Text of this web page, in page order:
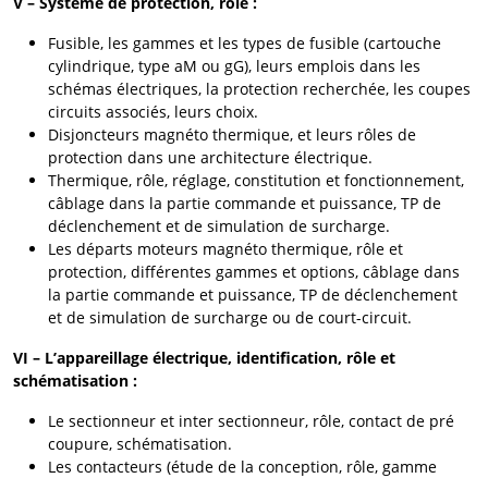
Fusible, les gammes et les types de fusible (cartouche
cylindrique, type aM ou gG), leurs emplois dans les
schémas électriques, la protection recherchée, les coupes
circuits associés, leurs choix.
Disjoncteurs magnéto thermique, et leurs rôles de
protection dans une architecture électrique.
Thermique, rôle, réglage, constitution et fonctionnement,
câblage dans la partie commande et puissance, TP de
déclenchement et de simulation de surcharge.
Les départs moteurs magnéto thermique, rôle et
protection, différentes gammes et options, câblage dans
la partie commande et puissance, TP de déclenchement
et de simulation de surcharge ou de court-circuit.
VI – L’appareillage électrique, identification, rôle et
schématisation :
Le sectionneur et inter sectionneur, rôle, contact de pré
coupure, schématisation.
Les contacteurs (étude de la conception, rôle, gamme